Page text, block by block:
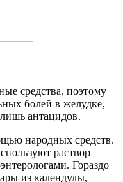
средства, поэтому
болей в желудке,
антацидов.
народных средств.
раствор
Гораздо
из календулы,